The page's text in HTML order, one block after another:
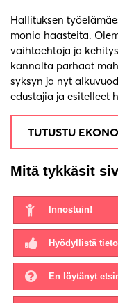
Hallituksen
monia haasteita.
vaihtoehtoja ja
kannalta parhaat
syksyn ja nyt
edustajia ja esitelleet
TUTUSTU
Mitä tykkäsit
Innostuin!
Hyödyllistä
En löytänyt